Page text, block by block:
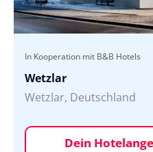
In Kooperation mit B&B Hotels
Wetzlar
Wetzlar, Deutschland
Dein